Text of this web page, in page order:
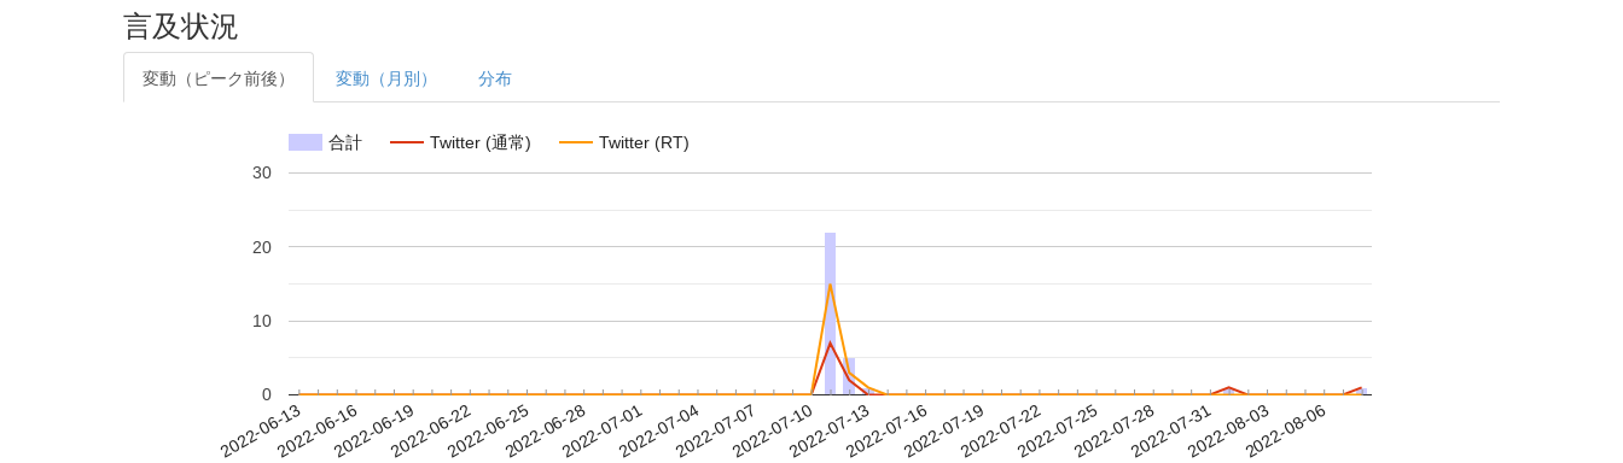
言及状況
変動（ピーク前後） 変動（月別） 分布
合計 Twitter (通常) Twitter (RT)
2022-06-132022-06-162022-06-192022-06-222022-06-252022-06-282022-07-012022-07-042022-07-072022-07-102022-07-132022-07-162022-07-192022-07-222022-07-252022-07-282022-07-312022-08-032022-08-06
0
10
20
30